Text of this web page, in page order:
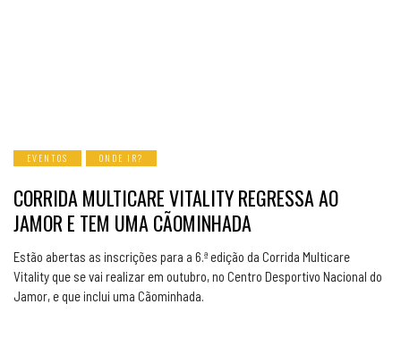
EVENTOS ONDE IR?
CORRIDA MULTICARE VITALITY REGRESSA AO
JAMOR E TEM UMA CÃOMINHADA
Estão abertas as inscrições para a 6.ª edição da Corrida Multicare
Vitality que se vai realizar em outubro, no Centro Desportivo Nacional do
Jamor, e que inclui uma Cãominhada.